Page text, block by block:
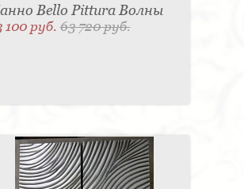
Bello Pittura Волны
100 руб.63 720 руб.